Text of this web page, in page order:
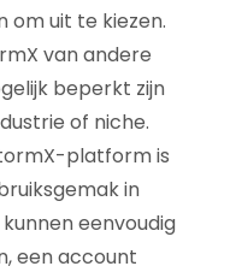
om uit te kiezen.
van andere
beperkt zijn
of niche.
platform is
in
eenvoudig
een account